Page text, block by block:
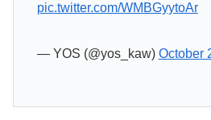
pic.twitter.com/WMBGyytoAr
— YOS (@yos_kaw) October